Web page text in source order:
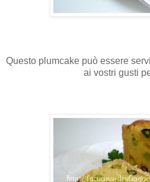
Questo plumcake può essere
ai vostri gusti